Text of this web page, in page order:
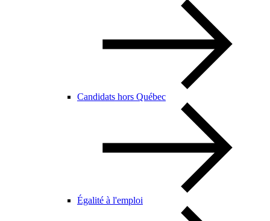
Candidats hors Québec
Égalité à l'emploi